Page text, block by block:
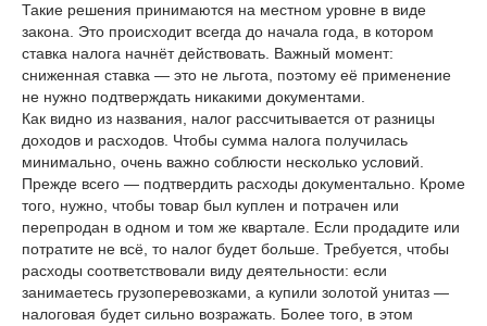
Такие решения принимаются на местном уровне в виде
закона. Это происходит всегда до начала года, в котором
ставка налога начнёт действовать. Важный момент:
сниженная ставка — это не льгота, поэтому её применение
не нужно подтверждать никакими документами.
Как видно из названия, налог рассчитывается от разницы
доходов и расходов. Чтобы сумма налога получилась
минимально, очень важно соблюсти несколько условий.
Прежде всего — подтвердить расходы документально. Кроме
того, нужно, чтобы товар был куплен и потрачен или
перепродан в одном и том же квартале. Если продадите или
потратите не всё, то налог будет больше. Требуется, чтобы
расходы соответствовали виду деятельности: если
занимаетесь грузоперевозками, а купили золотой унитаз —
налоговая будет сильно возражать. Более того, в этом